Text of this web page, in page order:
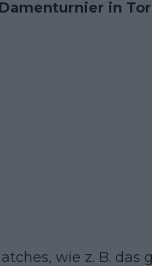
in
wie z. B. das